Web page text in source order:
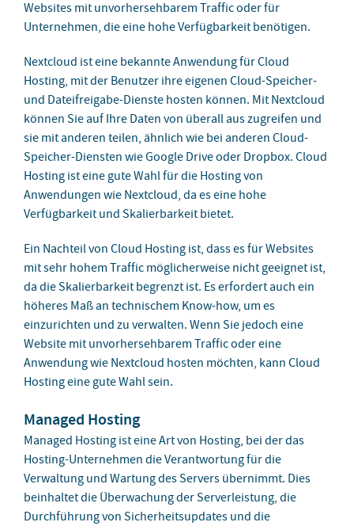
Websites mit unvorhersehbarem Traffic oder für
Unternehmen, die eine hohe Verfügbarkeit benötigen.
Nextcloud ist eine bekannte Anwendung für Cloud
Hosting, mit der Benutzer ihre eigenen Cloud-Speicher-
und Dateifreigabe-Dienste hosten können. Mit Nextcloud
können Sie auf Ihre Daten von überall aus zugreifen und
sie mit anderen teilen, ähnlich wie bei anderen Cloud-
Speicher-Diensten wie Google Drive oder Dropbox. Cloud
Hosting ist eine gute Wahl für die Hosting von
Anwendungen wie Nextcloud, da es eine hohe
Verfügbarkeit und Skalierbarkeit bietet.
Ein Nachteil von Cloud Hosting ist, dass es für Websites
mit sehr hohem Traffic möglicherweise nicht geeignet ist,
da die Skalierbarkeit begrenzt ist. Es erfordert auch ein
höheres Maß an technischem Know-how, um es
einzurichten und zu verwalten. Wenn Sie jedoch eine
Website mit unvorhersehbarem Traffic oder eine
Anwendung wie Nextcloud hosten möchten, kann Cloud
Hosting eine gute Wahl sein.
Managed Hosting
Managed Hosting ist eine Art von Hosting, bei der das
Hosting-Unternehmen die Verantwortung für die
Verwaltung und Wartung des Servers übernimmt. Dies
beinhaltet die Überwachung der Serverleistung, die
Durchführung von Sicherheitsupdates und die